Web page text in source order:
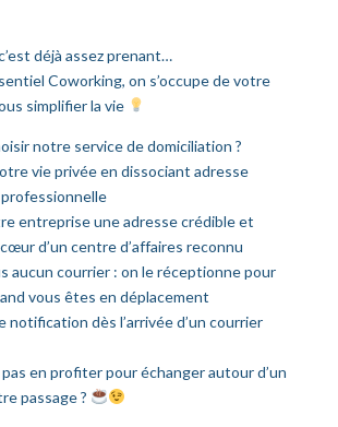
déjà assez prenant…
Coworking, on s’occupe de votre
simplifier la vie
notre service de domiciliation ?
vie privée en dissociant adresse
entreprise une adresse crédible et
d’un centre d’affaires reconnu
aucun courrier : on le réceptionne pour
vous êtes en déplacement
notification dès l’arrivée d’un courrier
en profiter pour échanger autour d’un
passage ?